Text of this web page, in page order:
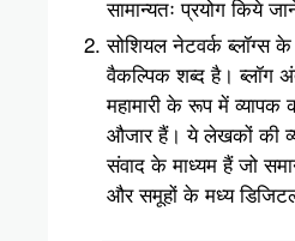
सामान्यतः प्रयोग किये
सोशियल नेटवर्क ब्लॉग्स
वैकल्पिक शब्द है। ब्लॉग
महामारी के रूप में व्यापक
औजार हैं। ये लेखकों की
संवाद के माध्यम हैं जो
और समूहों के मध्य